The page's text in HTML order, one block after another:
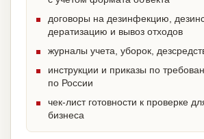
договоры на дезинфекцию,
дератизацию и вывоз отходов
журналы учета, уборок,
инструкции и приказы по
по России
чек-лист готовности к проверке
бизнеса